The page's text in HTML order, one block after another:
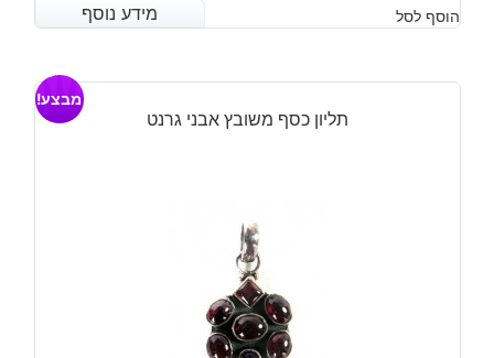
המקורי
היה:
הנוכחי
הוא:
מידע נוסף הוסף לסל מידע נוסף
תליון כסף משובץ אבני גרנט
מבצע!